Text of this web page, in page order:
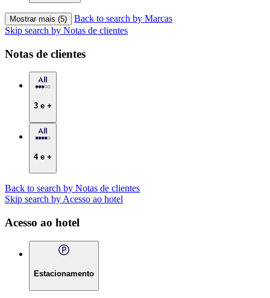
Mostrar mais (5)
Back to search by Marcas
Skip search by Notas de clientes
Notas de clientes
3 e +
4 e +
Back to search by Notas de clientes
Skip search by Acesso ao hotel
Acesso ao hotel
Estacionamento